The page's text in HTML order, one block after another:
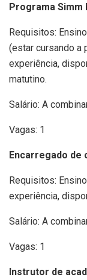
Programa Simm
Requisitos:
(estar cursando a
experiência,
matutino.
Salário: A
Vagas: 1
Encarregado de
Requisitos:
experiência,
Salário: A
Vagas: 1
Instrutor de